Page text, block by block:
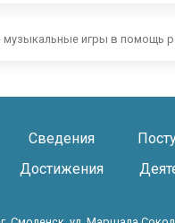
игры в помощь
Сведения
Достижения